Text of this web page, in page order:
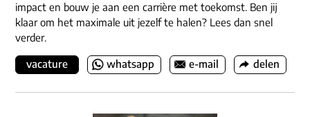
impact en bouw je aan een carrière met toekomst. Ben jij
klaar om het maximale uit jezelf te halen? Lees dan snel
verder.
vacature whatsapp e-mail delen